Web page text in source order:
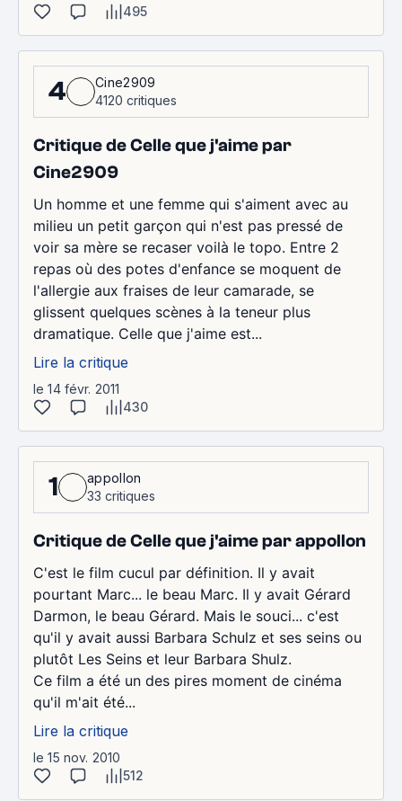
495
4
Cine2909
4120 critiques
Critique de Celle que j'aime par
Cine2909
Un homme et une femme qui s'aiment avec au
milieu un petit garçon qui n'est pas pressé de
voir sa mère se recaser voilà le topo. Entre 2
repas où des potes d'enfance se moquent de
l'allergie aux fraises de leur camarade, se
glissent quelques scènes à la teneur plus
dramatique. Celle que j'aime est...
Lire la critique
le 14 févr. 2011
430
1
appollon
33 critiques
Critique de Celle que j'aime par appollon
C'est le film cucul par définition. Il y avait
pourtant Marc... le beau Marc. Il y avait Gérard
Darmon, le beau Gérard. Mais le souci... c'est
qu'il y avait aussi Barbara Schulz et ses seins ou
plutôt Les Seins et leur Barbara Shulz.
Ce film a été un des pires moment de cinéma
qu'il m'ait été...
Lire la critique
le 15 nov. 2010
512